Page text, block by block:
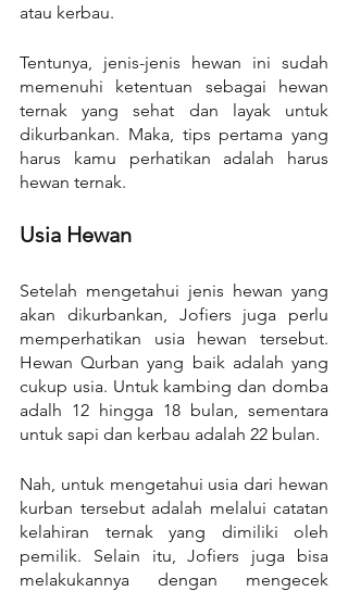
atau kerbau.
Tentunya, jenis-jenis hewan ini sudah
memenuhi ketentuan sebagai hewan
ternak yang sehat dan layak untuk
dikurbankan. Maka, tips pertama yang
harus kamu perhatikan adalah harus
hewan ternak.
Usia Hewan
Setelah mengetahui jenis hewan yang
akan dikurbankan, Jofiers juga perlu
memperhatikan usia hewan tersebut.
Hewan Qurban yang baik adalah yang
cukup usia. Untuk kambing dan domba
adalh 12 hingga 18 bulan, sementara
untuk sapi dan kerbau adalah 22 bulan.
Nah, untuk mengetahui usia dari hewan
kurban tersebut adalah melalui catatan
kelahiran ternak yang dimiliki oleh
pemilik. Selain itu, Jofiers juga bisa
melakukannya dengan mengecek